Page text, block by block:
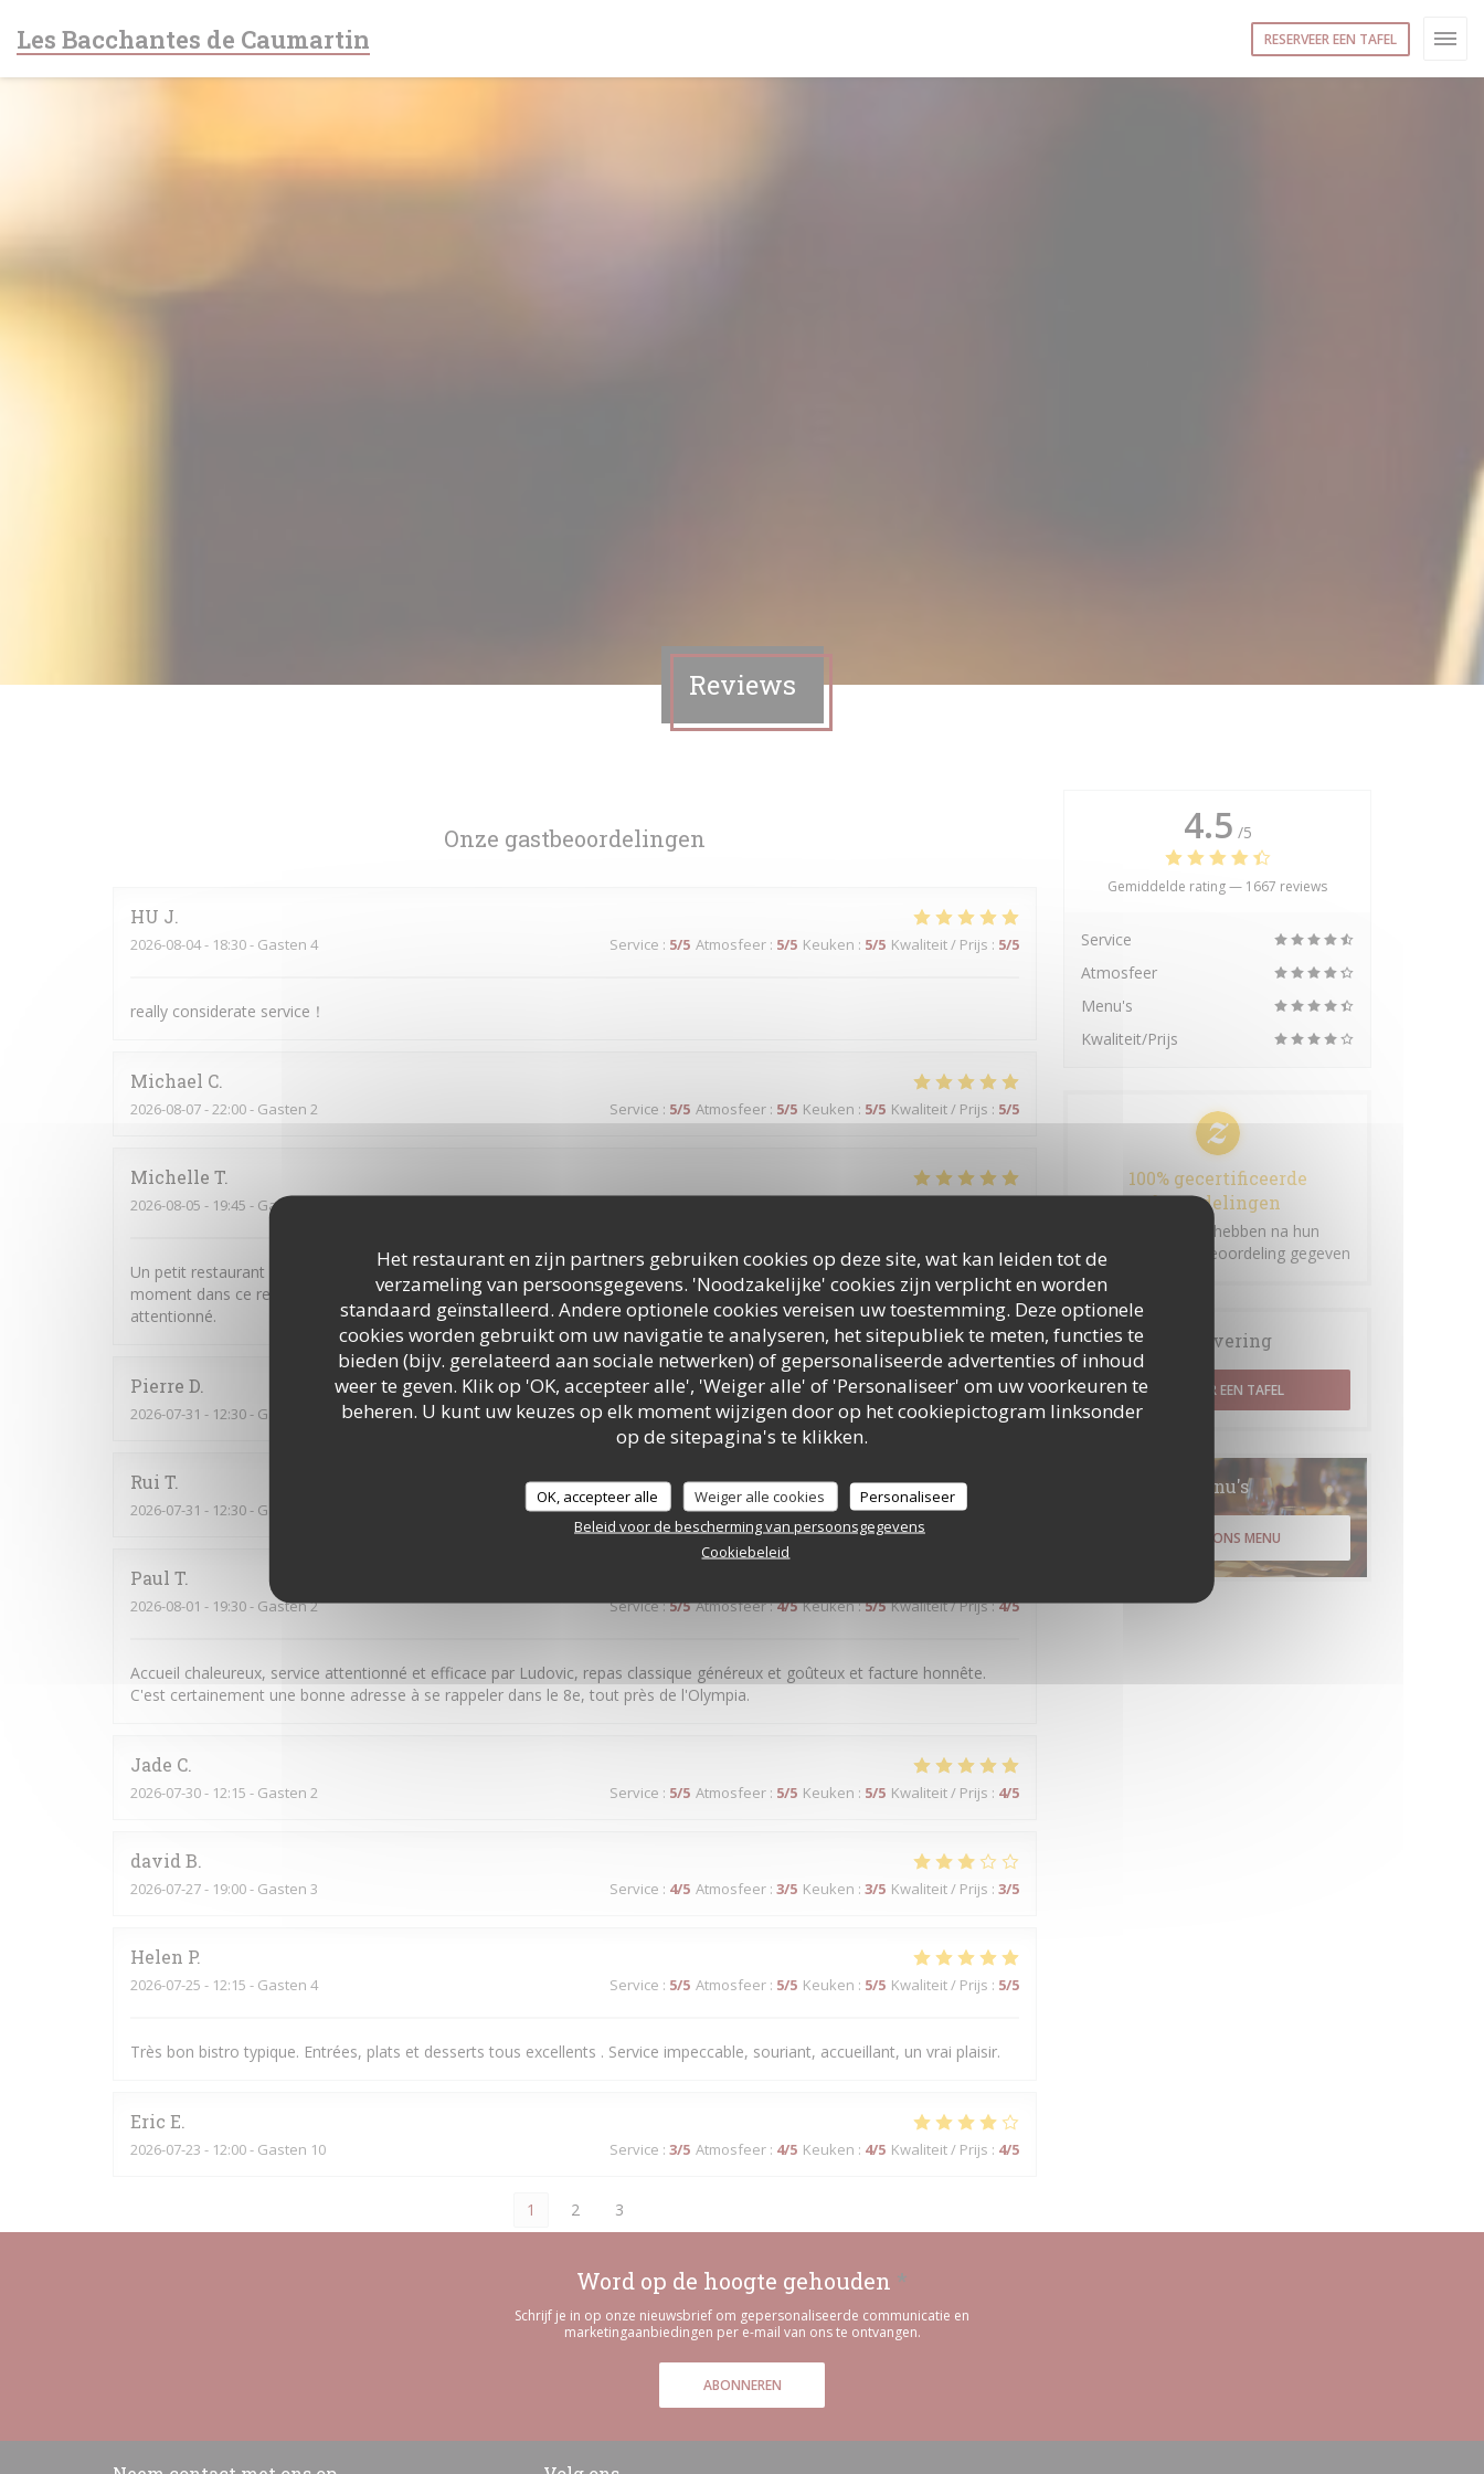
Het restaurant en zijn partners gebruiken cookies op deze site, wat kan leiden tot de
verzameling van persoonsgegevens. 'Noodzakelijke' cookies zijn verplicht en worden
standaard geïnstalleerd. Andere optionele cookies vereisen uw toestemming. Deze optionele
cookies worden gebruikt om uw navigatie te analyseren, het sitepubliek te meten, functies te
bieden (bijv. gerelateerd aan sociale netwerken) of gepersonaliseerde advertenties of inhoud
weer te geven. Klik op 'OK, accepteer alle', 'Weiger alle' of 'Personaliseer' om uw voorkeuren te
beheren. U kunt uw keuzes op elk moment wijzigen door op het cookiepictogram linksonder
op de sitepagina's te klikken.
OK, accepteer alle Weiger alle cookies
Personaliseer
Beleid voor de bescherming van persoonsgegevens
Cookiebeleid
Les Bacchantes de Caumartin RESERVEER EEN TAFEL
Reviews
Onze gastbeoordelingen
HU J
2026-08-04- 18:30 - Gasten 4 Service : 5/5 Atmosfeer : 5/5 Keuken : 5/5 Kwaliteit / Prijs : 5/5
really considerate service！
Michael C
2026-08-07- 22:00 - Gasten 2 Service : 5/5 Atmosfeer : 5/5 Keuken : 5/5 Kwaliteit / Prijs : 5/5
Michelle T
2026-08-05 - 19:45 - Gasten 2
Un petit restaurant sympa pour dîner dans un cadre posé avec des amis. Mon amie et moi avons passé une excellent
moment dans ce restaurant: de l'entrée au dessert tout était très bon et fait maison et en plus le serveur était très gentil et
attentionné.
Pierre D
2026-07-31 - 12:30 - Gasten 2 Service: 5/5 Atmosfeer: 5/5 Keuken: 5/5 Kwaliteit / Prijs: 5/5
Rui T
2026-07-31 - 12:30 - Gasten 2 Service:4 /5 Atmosfeer:4/5 Keuken:4/5 Kwaliteit / Prijs
Paul T
2026-08-01 - 19:30 - Gasten 2 Service:5/5 Atmosfeer:4/5 Keuken:5/5 Kwaliteit / Prijs:4/5
Accueil chaleureux, service attentionné et efficace par Ludovic, repas classique généreux et goûteux et facture honnête.
C'est certainement une bonne adresse à se rappeler dans le 8e, tout près de l'Olympia.
Jade C
2026-07-30- 12:15 - Gasten 2 Service : 5/5 Atmosfeer : 5/5 Keuken : 5/5 Kwaliteit / Prijs : 4/5
david B
2026-07-27- 19:00 - Gasten 3 Service : 4/5 Atmosfeer : 3/5 Keuken : 3/5 Kwaliteit / Prijs : 3/5
Helen P
2026-07-25 - 12:15 - Gasten 4 Service : 5/5 Atmosfeer : 5/5 Keuken : 5/5 Kwaliteit / Prijs : 5/5
Très bon bistro typique. Entrées, plats et desserts tous excellents . Service impeccable, souriant, accueillant, un vrai plaisir.
Eric E
2026-07-23 - 12:00 - Gasten 10 Service : 3/5 Atmosfeer : 4/5 Keuken : 4/5 Kwaliteit / Prijs : 4/5
1 2 3
4.5 /5
Gemiddelde rating — 1667 reviews
Service
Atmosfeer
Menu's
Kwaliteit/Prijs
100% gecertificeerde
beoordelingen
Onze klanten hebben na hun
reservering een beoordeling gegeven
Reservering
RESERVEER EEN TAFEL
Menu's
ONTDEK ONS MENU
Word op de hoogte gehouden *
Schrijf je in op onze nieuwsbrief om gepersonaliseerde communicatie en
marketingaanbiedingen per e-mail van ons te ontvangen.
ABONNEREN